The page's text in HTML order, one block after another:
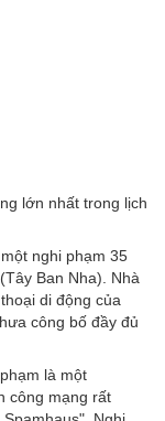
lớn nhất trong lịch
nghi phạm 35
Ban Nha). Nhà
di động của
công bố đầy đủ
là một
công mạng rất